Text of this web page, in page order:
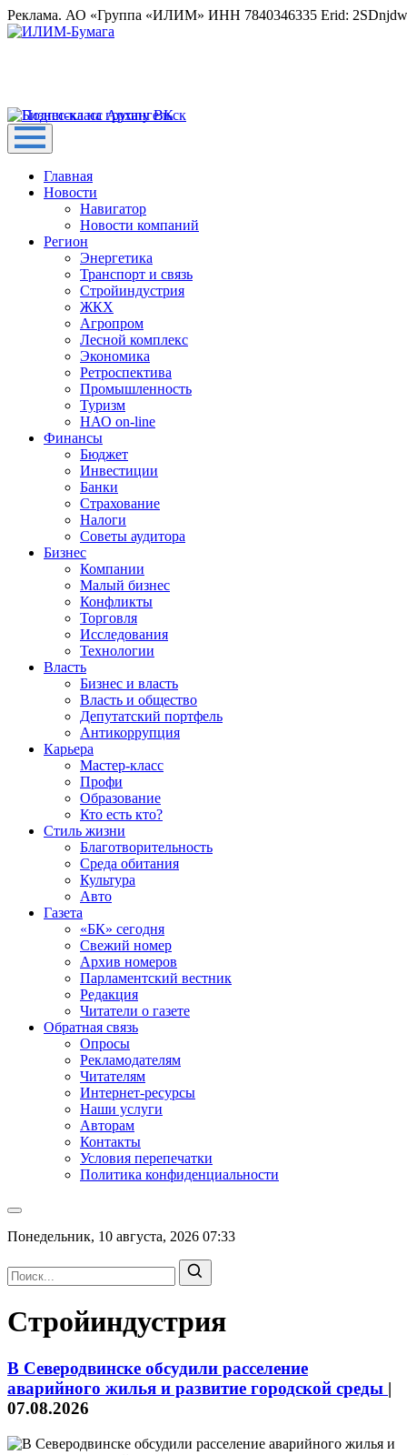
Реклама. АО «Группа «ИЛИМ» ИНН 7840346335 Erid:
Главная
Новости
Навигатор
Новости компаний
Регион
Энергетика
Транспорт и связь
Стройиндустрия
ЖКХ
Агропром
Лесной комплекс
Экономика
Ретроспектива
Промышленность
Туризм
НАО on-line
Финансы
Бюджет
Инвестиции
Банки
Страхование
Налоги
Советы аудитора
Бизнес
Компании
Малый бизнес
Конфликты
Торговля
Исследования
Технологии
Власть
Бизнес и власть
Власть и общество
Депутатский портфель
Антикоррупция
Карьера
Мастер-класс
Профи
Образование
Кто есть кто?
Стиль жизни
Благотворительность
Среда обитания
Культура
Авто
Газета
«БК» сегодня
Свежий номер
Архив номеров
Парламентский вестник
Редакция
Читатели о газете
Обратная связь
Опросы
Рекламодателям
Читателям
Интернет-ресурсы
Наши услуги
Авторам
Контакты
Условия перепечатки
Политика конфиденциальности
Понедельник, 10 августа, 2026 07:33
Стройиндустрия
В Северодвинске обсудили расселение
аварийного жилья и развитие городской среды |
07.08.2026